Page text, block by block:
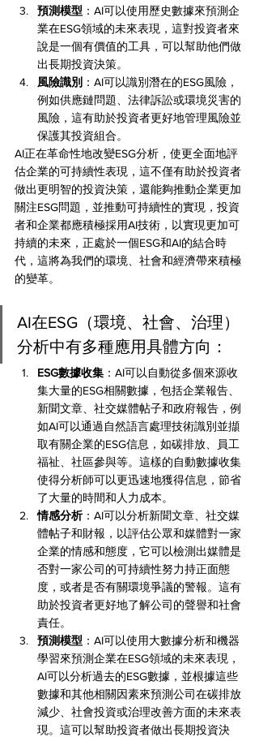
預測模型 ：AI可以使用歷史數據來預測企
業在ESG領域的未來表現，這對投資者來
說是一個有價值的工具，可以幫助他們做
出長期投資決策。
風險識別 ：AI可以識別潛在的ESG風險，
例如供應鏈問題、法律訴訟或環境災害的
風險，這有助於投資者更好地管理風險並
保護其投資組合。
AI正在革命性地改變ESG分析，使更全面地評
估企業的可持續性表現，這不僅有助於投資者
做出更明智的投資決策，還能夠推動企業更加
關注ESG問題，並推動可持續性的實現，投資
者和企業都應積極採用AI技術，以實現更加可
持續的未來，正處於一個ESG和AI的結合時
代，這將為我們的環境、社會和經濟帶來積極
的變革。
AI在ESG（環境、社會、治理）
分析中有多種應用具體方向：
ESG數據收集 ：AI可以自動從多個來源收
集大量的ESG相關數據，包括企業報告、
新聞文章、社交媒體帖子和政府報告，例
如AI可以通過自然語言處理技術識別並擷
取有關企業的ESG信息，如碳排放、員工
福祉、社區參與等。這樣的自動數據收集
使得分析師可以更迅速地獲得信息，節省
了大量的時間和人力成本。
情感分析：AI可以分析新聞文章、社交媒
體帖子和財報，以評估公眾和媒體對一家
企業的情感和態度，它可以檢測出媒體是
否對一家公司的可持續性努力持正面態
度，或者是否有關環境爭議的警報。這有
助於投資者更好地了解公司的聲譽和社會
責任。
預測模型 ：AI可以使用大數據分析和機器
學習來預測企業在ESG領域的未來表現，
AI可以分析過去的ESG數據，並根據這些
數據和其他相關因素來預測公司在碳排放
減少、社會投資或治理改善方面的未來表
現。這可以幫助投資者做出長期投資決